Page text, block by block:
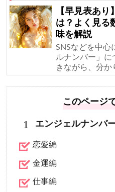
【早見表あり
は？よく見る
味を解説
SNSなどを中心
ルナンバー」に
きながら、分か
このページ
1 エンジェルナンバ
恋愛編
金運編
仕事編